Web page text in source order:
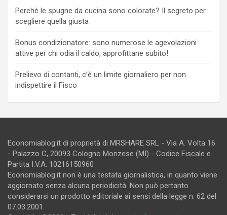
Perché le spugne da cucina sono colorate? Il segreto per
scegliere quella giusta
Bonus condizionatore: sono numerose le agevolazioni
attive per chi odia il caldo, approfittane subito!
Prelievo di contanti, c’è un limite giornaliero per non
indispettire il Fisco
Economiablog.it di proprietà di MRSHARE SRL - Via A. Volta 16
- Palazzo C, 20093 Cologno Monzese (MI) - Codice Fiscale e
Partita I.V.A. 10216150960
Economiablog.it non è una testata giornalistica, in quanto viene
aggiornato senza alcuna periodicità. Non può pertanto
considerarsi un prodotto editoriale ai sensi della legge n. 62 del
07.03.2001